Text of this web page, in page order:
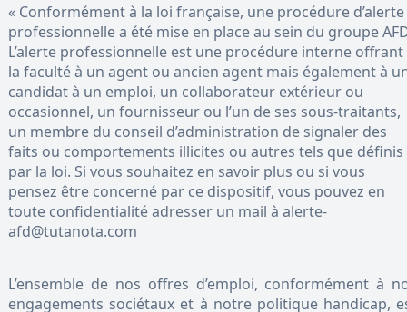
« Conformément à la loi française, une procédure d’alerte
professionnelle a été mise en place au sein du groupe
L’alerte professionnelle est une procédure interne offrant
la faculté à un agent ou ancien agent mais également à
candidat à un emploi, un collaborateur extérieur ou
occasionnel, un fournisseur ou l’un de ses sous-traitants,
un membre du conseil d’administration de signaler des
faits ou comportements illicites ou autres tels que définis
par la loi. Si vous souhaitez en savoir plus ou si vous
pensez être concerné par ce dispositif, vous pouvez en
toute confidentialité adresser un mail à alerte-
afd@tutanota.com
L’ensemble de nos offres d’emploi, conformément à
engagements sociétaux et à notre politique handicap,